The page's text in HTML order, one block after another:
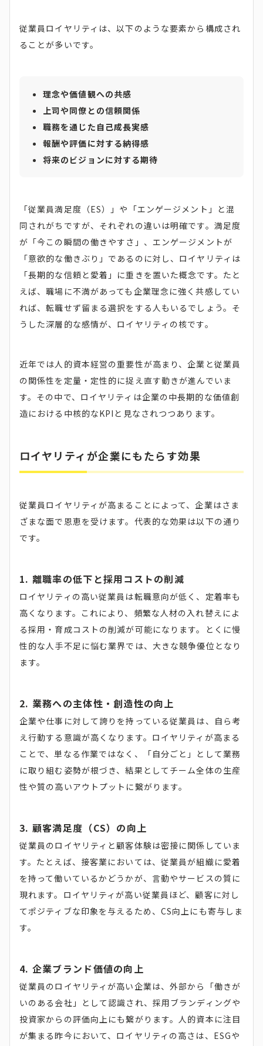
従業員ロイヤリティは、以下のような要素から構成され
ることが多いです。
理念や価値観への共感
上司や同僚との信頼関係
職務を通じた自己成長実感
報酬や評価に対する納得感
将来のビジョンに対する期待
「従業員満足度（ES）」や「エンゲージメント」と混
同されがちですが、それぞれの違いは明確です。満足度
が「今この瞬間の働きやすさ」、エンゲージメントが
「意欲的な働きぶり」であるのに対し、ロイヤリティは
「長期的な信頼と愛着」に重きを置いた概念です。たと
えば、職場に不満があっても企業理念に強く共感してい
れば、転職せず留まる選択をする人もいるでしょう。そ
うした深層的な感情が、ロイヤリティの核です。
近年では人的資本経営の重要性が高まり、企業と従業員
の関係性を定量・定性的に捉え直す動きが進んでいま
す。その中で、ロイヤリティは企業の中長期的な価値創
造における中核的なKPIと見なされつつあります。
ロイヤリティが企業にもたらす効果
従業員ロイヤリティが高まることによって、企業はさま
ざまな面で恩恵を受けます。代表的な効果は以下の通り
です。
1. 離職率の低下と採用コストの削減
ロイヤリティの高い従業員は転職意向が低く、定着率も
高くなります。これにより、頻繁な人材の入れ替えによ
る採用・育成コストの削減が可能になります。とくに慢
性的な人手不足に悩む業界では、大きな競争優位となり
ます。
2. 業務への主体性・創造性の向上
企業や仕事に対して誇りを持っている従業員は、自ら考
え行動する意識が高くなります。ロイヤリティが高まる
ことで、単なる作業ではなく、「自分ごと」として業務
に取り組む姿勢が根づき、結果としてチーム全体の生産
性や質の高いアウトプットに繋がります。
3. 顧客満足度（CS）の向上
従業員のロイヤリティと顧客体験は密接に関係していま
す。たとえば、接客業においては、従業員が組織に愛着
を持って働いているかどうかが、言動やサービスの質に
現れます。ロイヤリティが高い従業員ほど、顧客に対し
てポジティブな印象を与えるため、CS向上にも寄与しま
す。
4. 企業ブランド価値の向上
従業員のロイヤリティが高い企業は、外部から「働きが
いのある会社」として認識され、採用ブランディングや
投資家からの評価向上にも繋がります。人的資本に注目
が集まる昨今において、ロイヤリティの高さは、ESGや